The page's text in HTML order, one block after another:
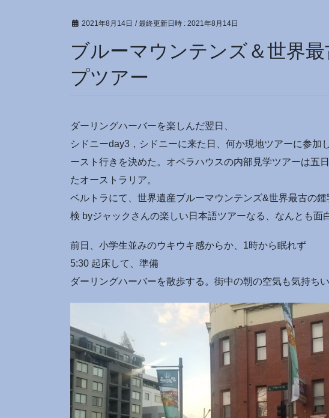
2021年8月14日 / 最終更新日時 : 2021年8月14日
ブルーマウンテンズ＆世界
プツアー
ダーリングハーバーを楽しんだ翌日、
シドニーday3，シドニーに来た日、何か現地ツアーに参加
ースト行きを決めた。オペラハウスの内部見学ツアーは五
たオーストラリア。
ベルトラにて、世界遺産ブルーマウンテンズ&世界最古の
検 byジャックさんの楽しい日本語ツアーなる、なんとも面
前日、小学生並みのウキウキ感からか、1時から眠れず
5:30 起床して、準備
ダーリングハーバーを散歩する。街中の朝の空気も気持ちい